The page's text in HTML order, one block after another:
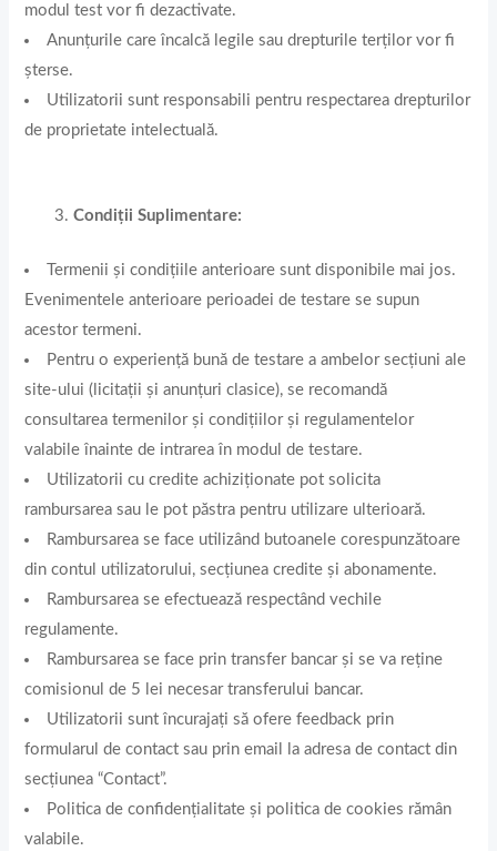
modul test vor fi dezactivate.
Anunțurile care încalcă legile sau drepturile terților vor fi
șterse.
Utilizatorii sunt responsabili pentru respectarea drepturilor
de proprietate intelectuală.
Condiții Suplimentare:
Termenii și condițiile anterioare sunt disponibile mai jos.
Evenimentele anterioare perioadei de testare se supun
acestor termeni.
Pentru o experiență bună de testare a ambelor secțiuni ale
site-ului (licitații și anunțuri clasice), se recomandă
consultarea termenilor și condițiilor și regulamentelor
valabile înainte de intrarea în modul de testare.
Utilizatorii cu credite achiziționate pot solicita
rambursarea sau le pot păstra pentru utilizare ulterioară.
Rambursarea se face utilizând butoanele corespunzătoare
din contul utilizatorului, secțiunea credite și abonamente.
Rambursarea se efectuează respectând vechile
regulamente.
Rambursarea se face prin transfer bancar și se va reține
comisionul de 5 lei necesar transferului bancar.
Utilizatorii sunt încurajați să ofere feedback prin
formularul de contact sau prin email la adresa de contact din
secțiunea “Contact”.
Politica de confidențialitate și politica de cookies rămân
valabile.